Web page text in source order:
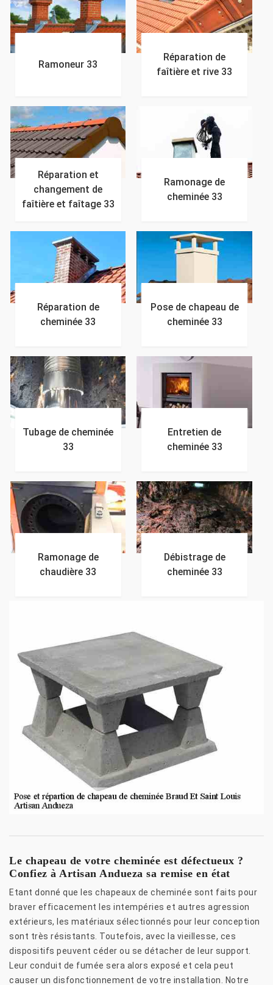
Ramoneur 33
Réparation de
faîtière et rive 33
Réparation et
changement de
faîtière et faîtage 33
Ramonage de
cheminée 33
Réparation de
cheminée 33
Pose de chapeau de
cheminée 33
Tubage de cheminée
33
Entretien de
cheminée 33
Ramonage de
chaudière 33
Débistrage de
cheminée 33
Le chapeau de votre cheminée est défectueux ?
Confiez à Artisan Andueza sa remise en état
Etant donné que les chapeaux de cheminée sont faits pour
braver efficacement les intempéries et autres agression
extérieurs, les matériaux sélectionnés pour leur conception
sont très résistants. Toutefois, avec la vieillesse, ces
dispositifs peuvent céder ou se détacher de leur support.
Leur conduit de fumée sera alors exposé et cela peut
causer un disfonctionnement de votre installation. Notre